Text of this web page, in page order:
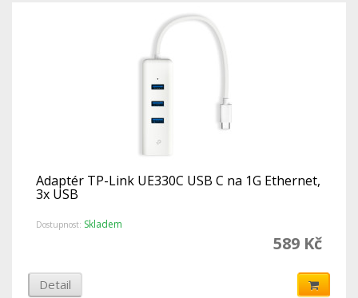
Adaptér TP-Link UE330C USB C na 1G Ethernet,
3x USB
Dostupnost: Skladem
589 Kč
Detail